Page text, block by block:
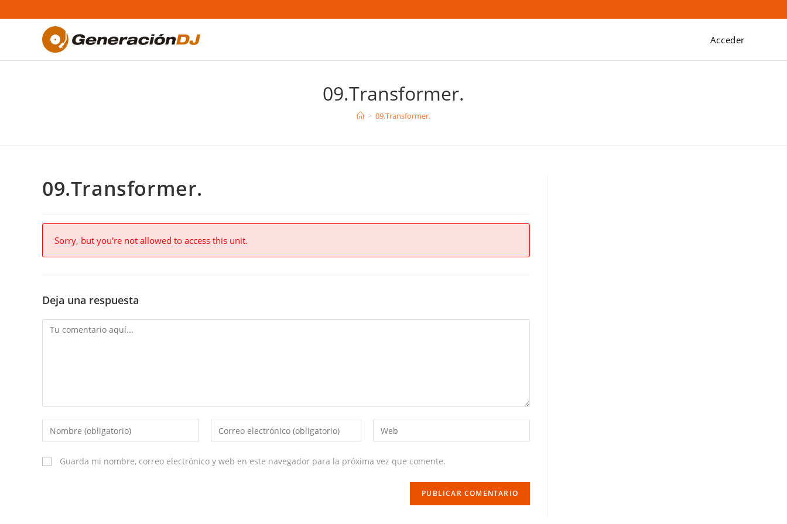
al
Acceder
09.Transformer.
> 09.Transformer.
09.Transformer.
Sorry, but you're not allowed to access this unit.
Deja una respuesta
Comment
Enter
your
name
or
Enter
your
Enter
your
Guarda mi nombre, correo electrónico y web en este navegador para la próxima vez que comente.